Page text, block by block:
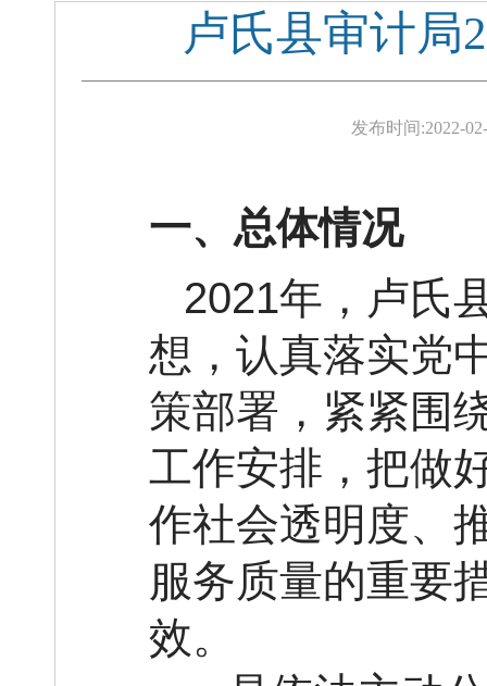
卢氏县审计局
发布时间:2022-
一、总体情况
2021年，卢氏
想，认真落实党
策部署，紧紧围
工作安排，把做
作社会透明度、
服务质量的重要
效。